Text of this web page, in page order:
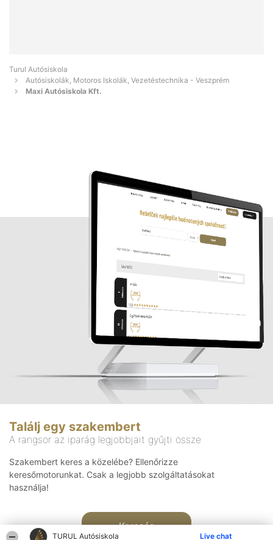
TURUL Autósiskola Live chat
Turul Autósiskola
Autósiskolák, Motoros Iskolák, Vezetéstechnika - Veszprém
Maxi Autósiskola Kft.
Találj egy szakembert
A rangsor az iparág legjobbjait gyűjti össze
Szakembert keres a közelébe? Ellenőrizze
keresőmotorunkat. Csak a legjobb szolgáltatásokat
használja!
Keresés